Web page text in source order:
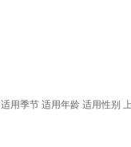
适用季节 适用年龄 适用性别